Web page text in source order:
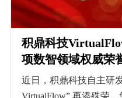
积鼎科技
项数智领域权威荣
近日，积鼎科技自主研
VirtualFlow” 再添殊荣